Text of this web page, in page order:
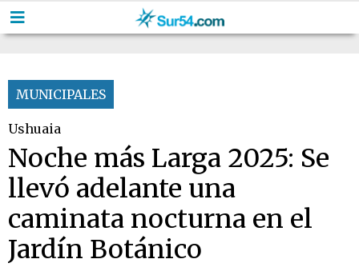
MUNICIPALES
Ushuaia
Noche más Larga 2025: Se
llevó adelante una
caminata nocturna en el
Jardín Botánico